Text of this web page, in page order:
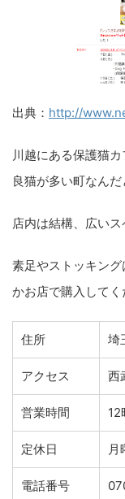
出典： http://
川越にある保護猫
良猫が多い町なんだ
店内は結構、広い
素足やストッキン
かお店で購入してく
住所 埼
アクセス 西
営業時間 12
定休日 月
電話番号